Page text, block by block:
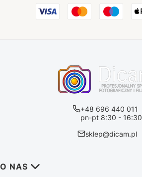
+48 696 440 011
pn-pt 8:30 - 16:30
sklep@dicam.pl
Linki w stopce
O NAS